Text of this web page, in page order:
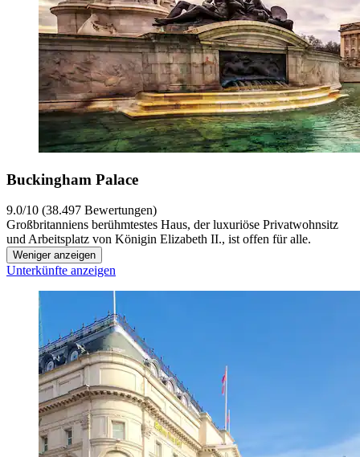
Buckingham Palace
9.0/10 (38.497 Bewertungen)
Großbritanniens berühmtestes Haus, der luxuriöse Privatwohnsitz
und Arbeitsplatz von Königin Elizabeth II., ist offen für alle.
Weniger anzeigen
Unterkünfte anzeigen